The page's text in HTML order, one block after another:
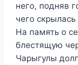
него, подняв
чего
На память о
блестящую
Чарыгулы